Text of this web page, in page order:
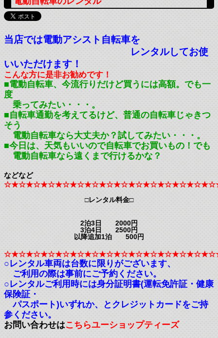
当店では電動アシスト自転車を
レンタルしてお使
いいただけます！
こんな方に是非お勧めです！
■電動自転車、今流行りだけど買うには高額。でも一
度
乗ってみたい・・・。
■自転車通勤を考えてるけど、普通の自転車じゃきつ
そう
電動自転車なら大丈夫か？試してみたい・・・。
■今日は、天気もいいので自転車でお買いもの！でも
電動自転車なら遠くまで行けるかな？
などなど
□レンタル料金□
2泊3日 2000円
3泊4日 2500円
以降追加1泊 500円
○レンタル車両は台数に限りがございます、
ご利用の際は事前にご予約ください。
○レンタルご利用時には身分証明書(運転免許証・健康
保険証・
パスポート)いずれか、とクレジットカードをご持
参ください。
お問い合わせはこちらユーショップティーズ